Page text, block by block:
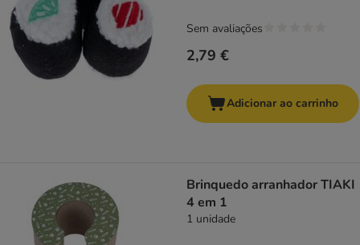
2,79 €
Sem avaliações
Adicionar ao carrinho
Brinquedo arranhador TIAKI
4 em 1
1 unidade